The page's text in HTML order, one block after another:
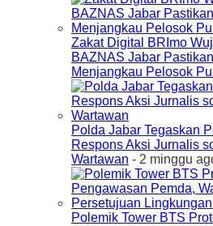
Zakat Digital BRImo
BAZNAS Jabar
Menjangkau Pelosok
Polda Jabar Tegaskan
Respons Aksi Jurnalis
Wartawan - 2 minggu
Polemik Tower BTS